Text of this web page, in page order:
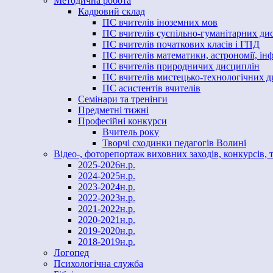
Кадровий склад
ПС вчителів іноземних мов
ПС вчителів суспільно-гуманітарних
ПС вчителів початкових класів і ГПД
ПС вчителів математики, астрономії,
ПС вчителів природничих дисциплін
ПС вчителів мистецько-технологічних
ПС асистентів вчителів
Семінари та тренінги
Предметні тижні
Професійні конкурси
Вчитель року
Творчі сходинки педагогів Волині
Відео-, фоторепортаж виховних заходів, конкурсів,
2025-2026н.р.
2024-2025н.р.
2023-2024н.р.
2022-2023н.р.
2021-2022н.р.
2020-2021н.р.
2019-2020н.р.
2018-2019н.р.
Логопед
Психологічна служба